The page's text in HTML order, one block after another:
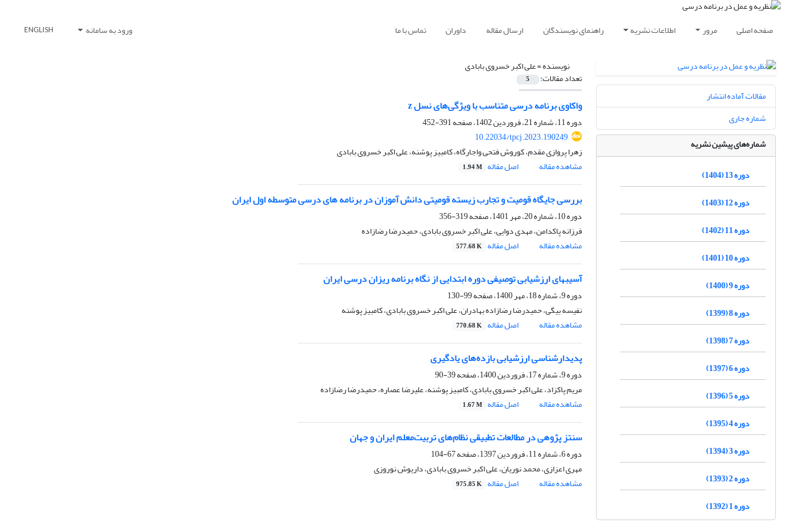
صفحه اصلی مرور اطلاعات نشریه راهنمای نویسندگان ارسال مقاله داوران تماس با ما ورود به سامانه ENGLISH
نویسنده =علی اکبر خسروی بابادی
تعداد مقالات: 5
واکاوی برنامه درسی متناسب با ویژگی‌های نسل z
دوره 11، شماره 21، فروردین 1402، صفحه
391-452
10.22034/tpcj.2023.190249
زهرا پروازی مقدم، کوروش فتحی واجارگاه، کامبیز پوشنه، علی اکبر خسروی بابادی
مشاهده مقاله
اصل مقاله 1.94 M
بررسی جایگاه قومیت و تجارب زیسته قومیتی دانش آموزان در برنامه های درسی متوسطه اول ایران
دوره 10، شماره 20، مهر 1401، صفحه
319-356
فرزانه پاکدامن، مهدی دوایی، علی اکبر خسروی بابادی، حمیدرضا رضازاده
مشاهده مقاله
اصل مقاله 577.68 K
آسیب‎های ارزشیابی توصیفی دوره ابتدایی از نگاه برنامه‎ ریزان درسی ایران
دوره 9، شماره 18، مهر 1400، صفحه
99-130
نفیسه بیگی، حمیدرضا رضازاده بهادران، علی اکبر خسروی بابادی، کامبیز پوشنه
مشاهده مقاله
اصل مقاله 770.68 K
پدیدارشناسی ارزشیابی بازده‌های ‌یادگیری
دوره 9، شماره 17، فروردین 1400، صفحه
39-90
مریم پاکزاد، علی اکبر خسروی بابادی، کامبیز پوشنه، علیرضا عصاره، حمیدرضا رضازاده
مشاهده مقاله
اصل مقاله 1.67 M
سنتز پژوهی در مطالعات تطبیقی نظام‌های تربیت‌معلم ایران و جهان
دوره 6، شماره 11، فروردین 1397، صفحه
67-104
مهری اعزازی، محمد نوریان، علی اکبر خسروی بابادی، داریوش نوروزی
مشاهده مقاله
اصل مقاله 975.85 K
مقالات آماده انتشار
شماره جاری
شماره‌های پیشین نشریه
دوره 13 (1404)
دوره 12 (1403)
دوره 11 (1402)
دوره 10 (1401)
دوره 9 (1400)
دوره 8 (1399)
دوره 7 (1398)
دوره 6 (1397)
دوره 5 (1396)
دوره 4 (1395)
دوره 3 (1394)
دوره 2 (1393)
دوره 1 (1392)